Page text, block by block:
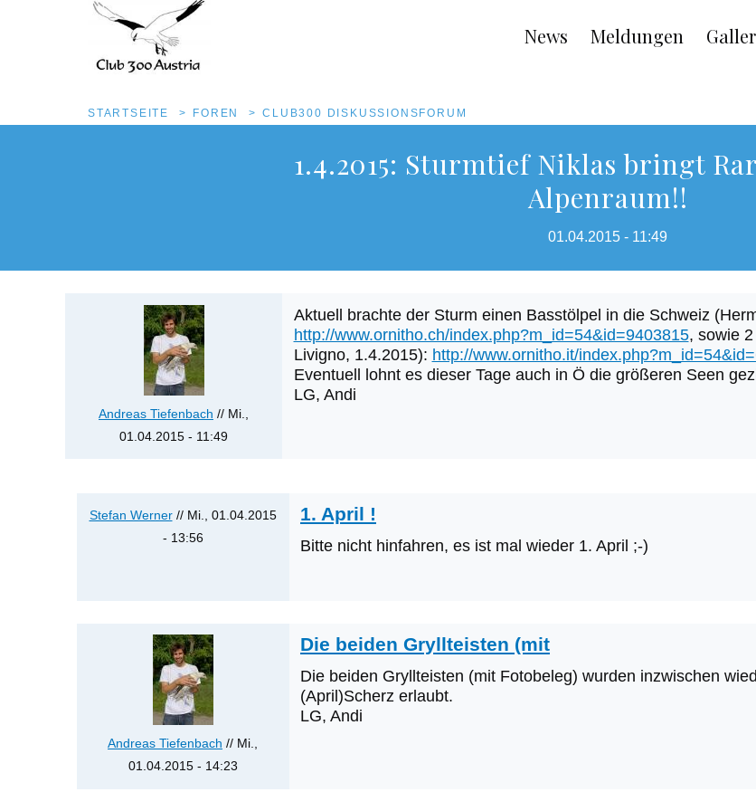
Main
navigation
News Meldungen
Pfadnavigation
STARTSEITE FOREN CLUB300 DISKUSSIONSFORUM
1.4.2015: Sturmtief Niklas bringt
Alpenraum!!
01.04.2015 - 11:49
Andreas Tiefenbach // Mi.,
01.04.2015 - 11:49
Aktuell brachte der Sturm einen Basstölpel in die Schweiz
http://www.ornitho.ch/index.php?m_id=54&id=9403815, sowie
Livigno, 1.4.2015): http://www.ornitho.it/
Eventuell lohnt es dieser Tage auch in Ö die größeren Seen
LG, Andi
Stefan Werner// Mi., 01.04.2015
- 13:56
Erstnachweise
1. April !
Bitte nicht hinfahren, es ist mal wieder 1. April ;-)
Andreas Tiefenbach // Mi.,
01.04.2015 - 14:23
Die beiden Gryllteisten (mit
Die beiden Gryllteisten (mit Fotobeleg) wurden inzwischen
(April)Scherz erlaubt.
LG, Andi